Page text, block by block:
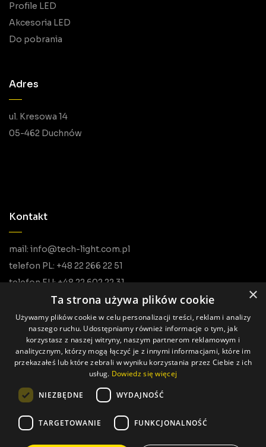
Profile LED
Akcesoria LED
Do pobrania
Adres
ul. Kresowa 14
05-462 Duchnów
Kontakt
mail: info@tech-light.com.pl
telefon PL: +48 22 266 22 51
telefon EU: +48 22 602 22 31
Wszystkie prawa zastrzeżone © Tech Light
Realizacja: Pageart
×
Ta strona używa plików cookie
Używamy plików cookie w celu personalizacji treści, reklam i analizy
naszego ruchu. Udostępniamy również informacje o tym, jak
korzystasz z naszej witryny, naszym partnerom reklamowym i
analitycznym, którzy mogą łączyć je z innymi informacjami, które im
przekazałeś lub które zebrali w wyniku korzystania przez Ciebie z ich
usług. Dowiedz się więcej
NIEZBĘDNE WYDAJNOŚĆ
TARGETOWANIE FUNKCJONALNOŚĆ